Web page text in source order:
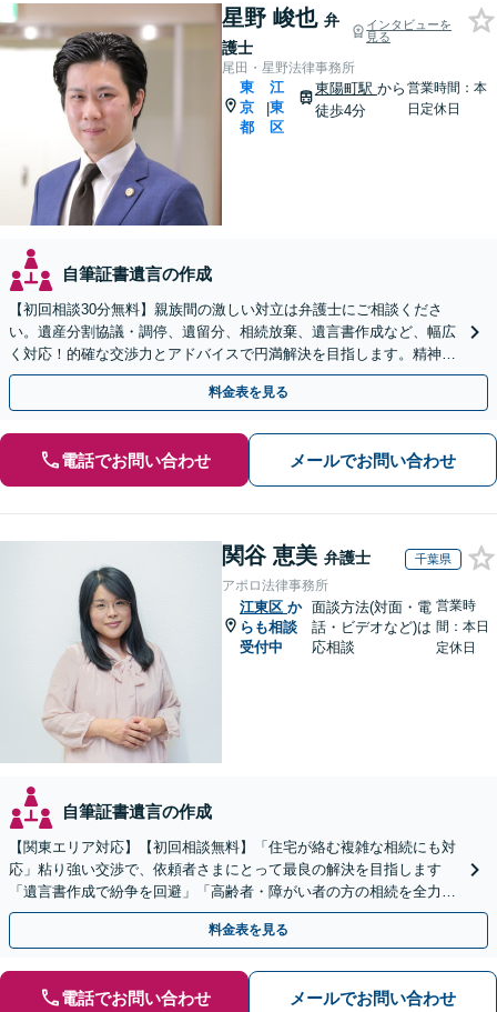
星野 峻也 弁
護士
インタビューを
見る
尾田・星野法律事務所
東
京
都
|
江
東
区
東陽町駅 から
徒歩4分
営業時間：本
日定休日
自筆証書遺言の作成
【初回相談30分無料】親族間の激しい対立は弁護士にご相談くださ
い。遺産分割協議・調停、遺留分、相続放棄、遺言書作成など、幅広
く対応！的確な交渉力とアドバイスで円満解決を目指します。精神的
ストレスを軽減し、貰うべき遺産を適切に主張します。
料金表を見る
電話でお問い合わせ メールでお問い合わせ
関谷 恵美 弁護士 千葉県
アポロ法律事務所
江東区 か
らも相談
受付中
面談方法(対面・電
話・ビデオなど)は
応相談
営業時
間：本日
定休日
自筆証書遺言の作成
【関東エリア対応】【初回相談無料】「住宅が絡む複雑な相続にも対
応」粘り強い交渉で、依頼者さまにとって最良の解決を目指します
「遺言書作成で紛争を回避」「高齢者・障がい者の方の相続を全力サ
ポート」【全国出張】【完全個室制】【バリアフリー対応】
料金表を見る
電話でお問い合わせ メールでお問い合わせ